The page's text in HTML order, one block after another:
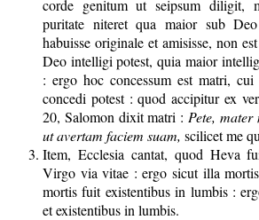
corde genitum ut seipsum diligit,
puritate niteret qua maior sub
habuisse originale et amisisse, non
Deo intelligi potest, quia maior
: ergo hoc concessum est matri, cui
concedi potest : quod accipitur ex
20, Salomon dixit matri : Pete, mater
ut avertam faciem suam, scilicet me
Item, Ecclesia cantat, quod Heva
Virgo via vitae : ergo sicut illa
mortis fuit existentibus in lumbis :
et existentibus in lumbis.